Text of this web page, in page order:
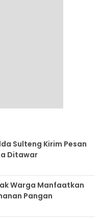
Sulteng Kirim Pesan
Ditawar
Warga Manfaatkan
Pangan